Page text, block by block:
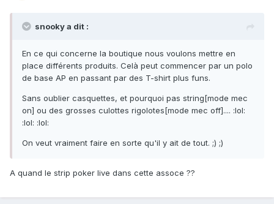
snooky a dit :
En ce qui concerne la boutique nous voulons mettre en
place différents produits. Celà peut commencer par un polo
de base AP en passant par des T-shirt plus funs.
Sans oublier casquettes, et pourquoi pas string[mode mec
on] ou des grosses culottes rigolotes[mode mec off].... :lol:
:lol: :lol:
On veut vraiment faire en sorte qu'il y ait de tout. ;) ;)
A quand le strip poker live dans cette assoce ??